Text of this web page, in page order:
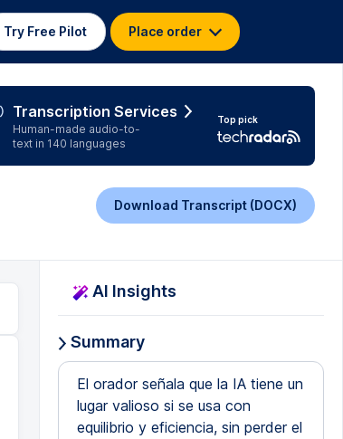
Try Free Pilot Place order
Transcription Services
Human-made audio-to-
text in 140 languages
Top pick
Download Transcript (DOCX)
AI Insights
Summary
El orador señala que la IA tiene un
lugar valioso si se usa con
equilibrio y eficiencia, sin perder el